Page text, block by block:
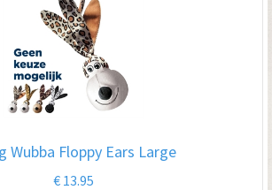
Wubba Floppy Ears Large
€ 13.95